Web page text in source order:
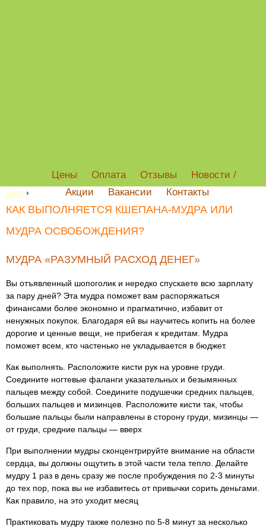
Цены Оплата Отзывы
Новости /
Акции
Вакансии Контакты
Блог ›
КАК ВЫПОЛНЯЕТСЯ КШЕПАНА-МУДРА ИЛИ
МУДРА ОСВОБОЖДЕНИЯ?
МУДРА «РАЗУМНЫЙ РАСХОД ДЕНЕГ»
Вы отъявленный шопоголик и нередко спускаете всю зарплату
за пару дней? Эта мудра поможет вам распоряжаться
финансами более экономно и прагматично, избавит от
ненужных покупок. Благодаря ей вы научитесь копить на более
дорогие и ценные вещи, не прибегая к кредитам. Мудра
поможет всем, кто частенько не укладывается в бюджет.
Как выполнять. Расположите кисти рук на уровне груди.
Соедините ногтевые фаланги указательных и безымянных
пальцев между собой. Соедините подушечки средних пальцев,
больших пальцев и мизинцев. Расположите кисти так, чтобы
большие пальцы были направлены в сторону груди, мизинцы —
от груди, средние пальцы — вверх
При выполнении мудры сконцентрируйте внимание на области
сердца, вы должны ощутить в этой части тела тепло. Делайте
мудру 1 раз в день сразу же после пробуждения по 2-3 минуты
до тех пор, пока вы не избавитесь от привычки сорить деньгами.
Как правило, на это уходит месяц
Практиковать мудру также полезно по 5-8 минут за несколько